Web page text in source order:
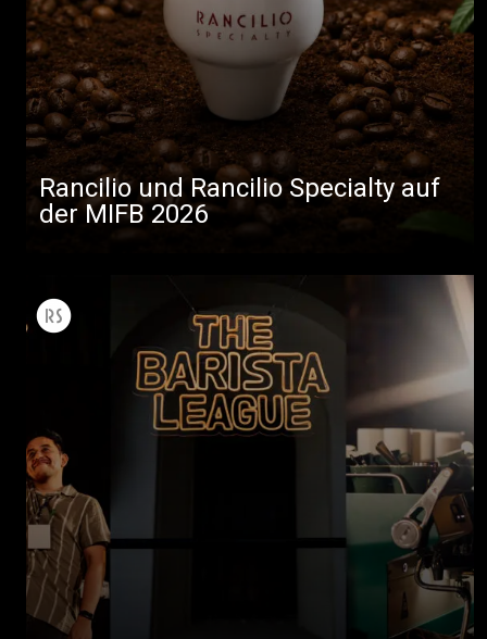
Rancilio und Rancilio Specialty auf
der MIFB 2026